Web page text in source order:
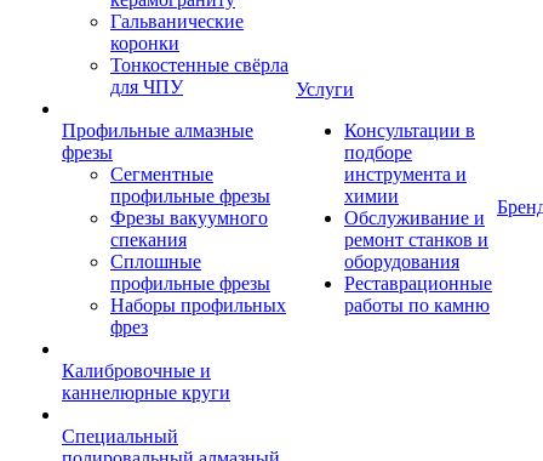
Гальванические
коронки
Тонкостенные свёрла
для ЧПУ
Профильные алмазные
фрезы
Сегментные
профильные фрезы
Фрезы вакуумного
спекания
Сплошные
профильные фрезы
Наборы профильных
фрез
Калибровочные и
каннелюрные круги
Специальный
Услуги
Консультации в
подборе
инструмента и
химии
Обслуживание и
ремонт станков и
оборудования
Реставрационные
работы по камню